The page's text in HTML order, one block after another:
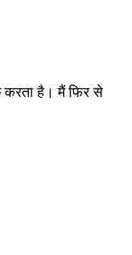
है। मैं फिर से